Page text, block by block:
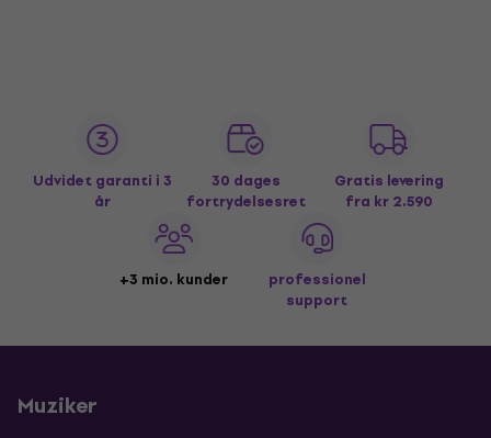
Udvidet garanti i 3
år
30 dages
fortrydelsesret
Gratis levering
fra kr 2.590
+3 mio. kunder
professionel
support
Muziker